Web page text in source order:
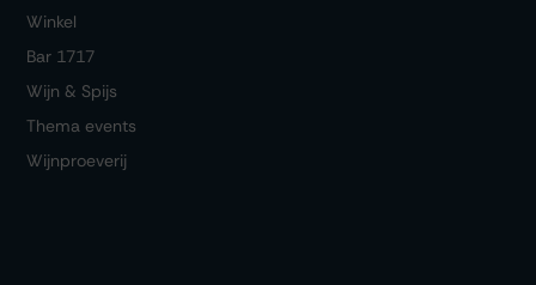
Winkel
Bar 1717
Wijn & Spijs
Thema events
Wijnproeverij